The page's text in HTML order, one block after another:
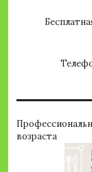
возраста